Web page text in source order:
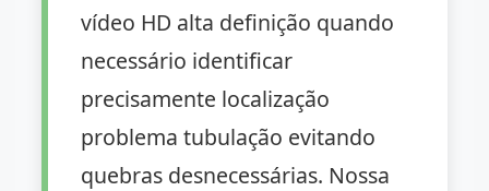
vídeo HD alta definição quando
necessário identificar
precisamente localização
problema tubulação evitando
quebras desnecessárias. Nossa